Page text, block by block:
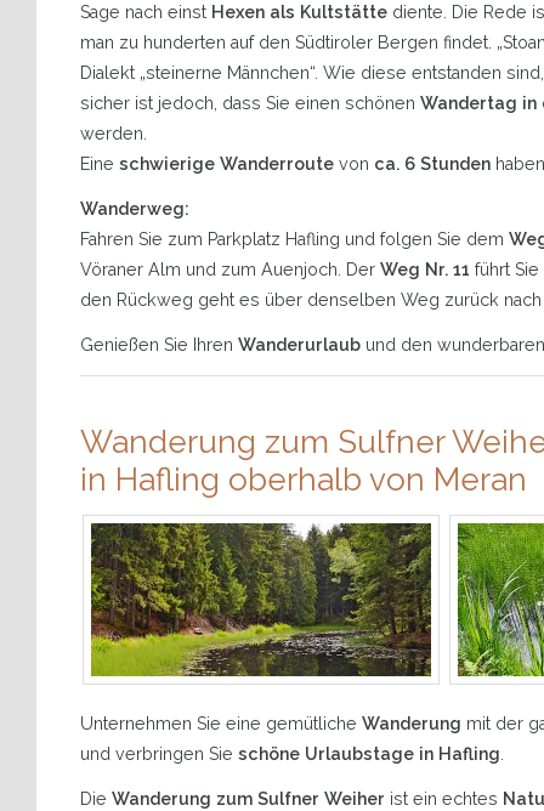
Sage nach einst Hexen als Kultstätte diente. Die Rede
man zu hunderten auf den Südtiroler Bergen findet.
Dialekt „steinerne Männchen“. Wie diese entstanden
sicher ist jedoch, dass Sie einen schönen Wandertag in
werden.
Eine schwierige Wanderroute von ca. 6 Stunden
Wanderweg:
Fahren Sie zum Parkplatz Hafling und folgen Sie dem
Vöraner Alm und zum Auenjoch. Der Weg Nr. 11 führt
den Rückweg geht es über denselben Weg zurück nach
Genießen Sie Ihren Wanderurlaub und den
Wanderung zum Sulfner
in Hafling oberhalb von Meran
Unternehmen Sie eine gemütliche Wanderung mit der
und verbringen Sie schöne Urlaubstage in Hafling
Die Wanderung zum Sulfner Weiher ist ein echtes